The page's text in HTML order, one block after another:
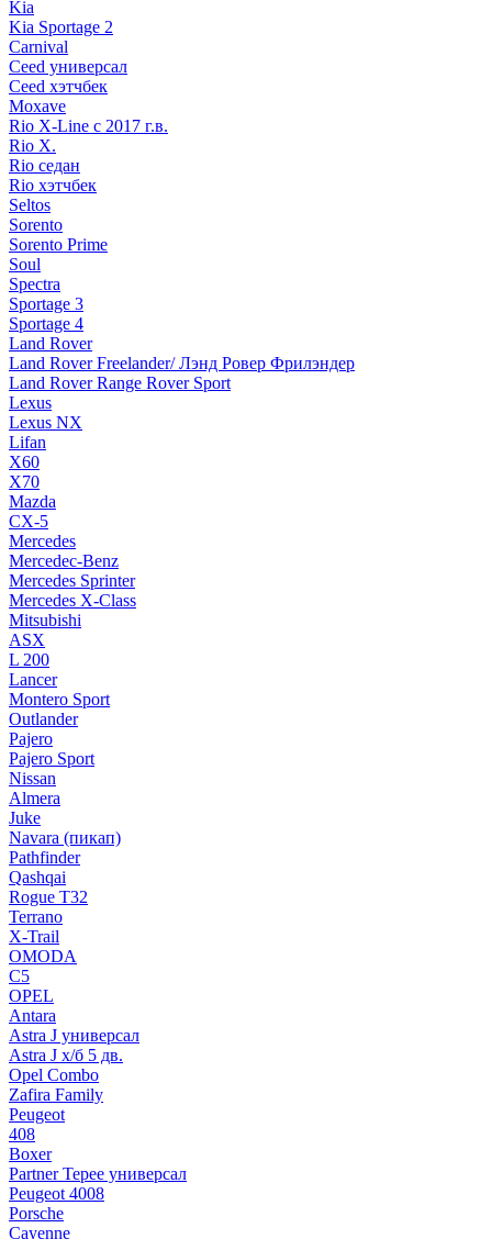
Kia
Kia Sportage 2
Carnival
Ceed универсал
Ceed хэтчбек
Moxave
Rio X-Line c 2017 г.в.
Rio X.
Rio седан
Rio хэтчбек
Seltos
Sorento
Sorento Prime
Soul
Spectra
Sportage 3
Sportage 4
Land Rover
Land Rover Freelander/ Лэнд Ровер Фрилэндер
Land Rover Range Rover Sport
Lexus
Lexus NX
Lifan
X60
X70
Mazda
CX-5
Mercedes
Mercedec-Benz
Mercedes Sprinter
Mercedes X-Class
Mitsubishi
ASX
L 200
Lancer
Montero Sport
Outlander
Pajero
Pajero Sport
Nissan
Almera
Juke
Navara (пикап)
Pathfinder
Qashqai
Rogue T32
Terrano
X-Trail
OMODA
C5
OPEL
Antara
Astra J универсал
Astra J х/б 5 дв.
Opel Combo
Zafira Family
Peugeot
408
Boxer
Partner Tepee универсал
Peugeot 4008
Porsche
Cayenne